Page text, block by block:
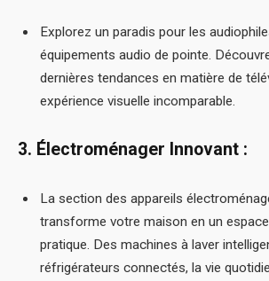
Explorez un paradis pour les
équipements audio de pointe.
dernières tendances en matière de
expérience visuelle incomparable.
3. Électroménager Innovant :
La section des appareils
transforme votre maison en un
pratique. Des machines à laver
réfrigérateurs connectés, la vie